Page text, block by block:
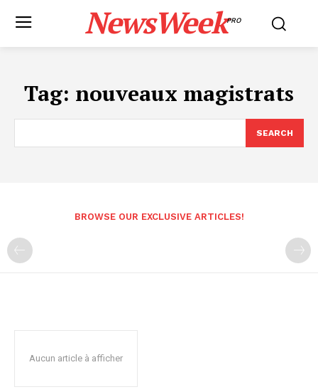
NewsWeekPRO
Tag: nouveaux magistrats
SEARCH
BROWSE OUR EXCLUSIVE ARTICLES!
Aucun article à afficher